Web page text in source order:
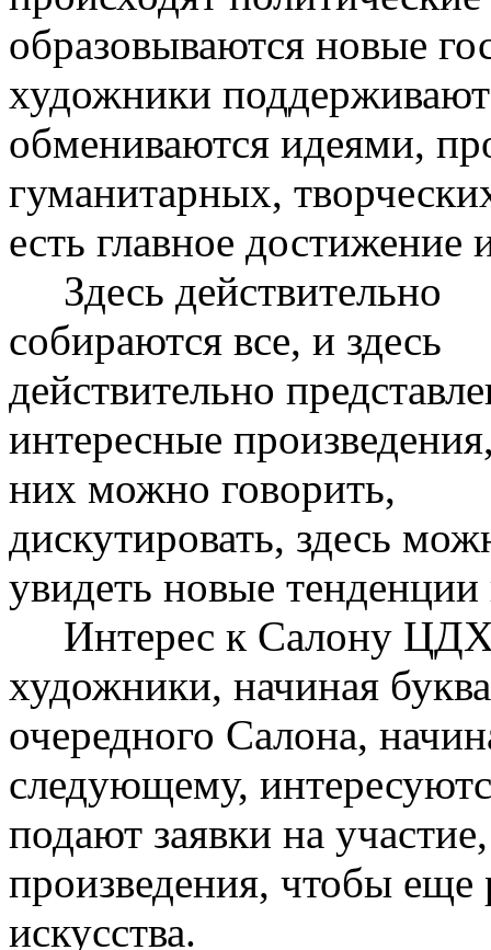
образовываются новые
художники
обмениваются идеями,
гуманитарных,
есть главное достижение
Здесь действительно
собираются все, и здесь
действительно
интересные
них можно говорить,
дискутировать, здесь
увидеть новые тенденции
Интерес к Салону ЦДХ
художники, начиная
очередного Салона,
следующему,
подают заявки на
произведения, чтобы еще
искусства.